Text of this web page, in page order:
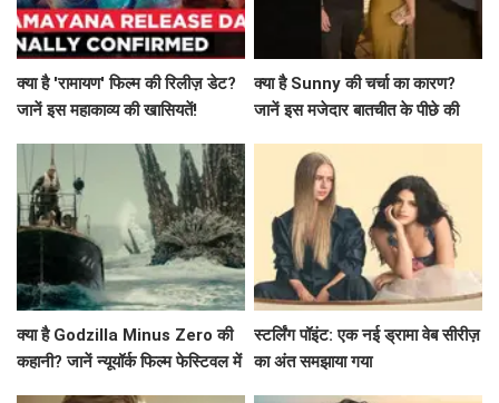
क्या है 'रामायण' फिल्म की रिलीज़ डेट?
जानें इस महाकाव्य की खासियतें!
क्या है Sunny की चर्चा का कारण?
जानें इस मजेदार बातचीत के पीछे की
क्या है Godzilla Minus Zero की
कहानी? जानें न्यूयॉर्क फिल्म फेस्टिवल में
स्टर्लिंग पॉइंट: एक नई ड्रामा वेब सीरीज़
का अंत समझाया गया